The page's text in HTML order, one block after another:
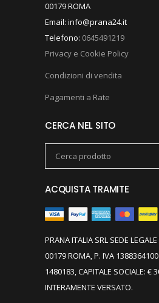
00179 ROMA
Email: info@prana24.it
Telefono: 0645491219
Privacy e Cookie Policy
Condizioni di vendita
Pagamenti a Rate
CERCA NEL SITO
ACQUISTA TRAMITE
PRANA ITALIA SRL SEDE
00179 ROMA, P. IVA
1480183, CAPITALE SOCIALE: €
INTERAMENTE VERSATO.